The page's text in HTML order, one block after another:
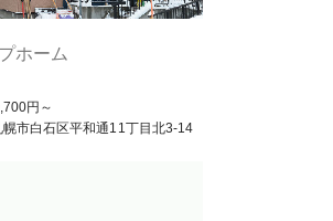
ホーム
円～
幌市白石区平和通11丁目北3-14